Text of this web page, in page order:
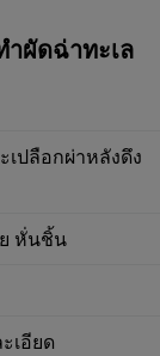
ผัดฉ่าทะเล
เปลือกผ่าหลังดึง
หั่นชิ้น
เอียด